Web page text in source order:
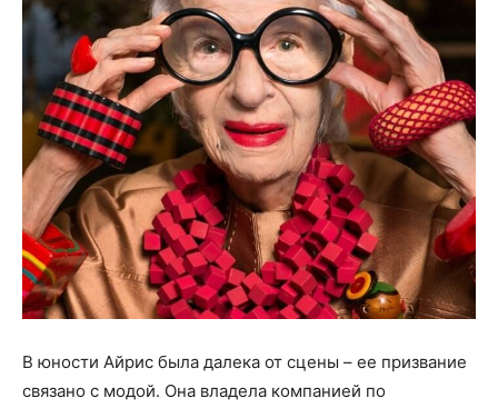
В юности Айрис была далека от сцены – ее призвание
связано с модой. Она владела компанией по